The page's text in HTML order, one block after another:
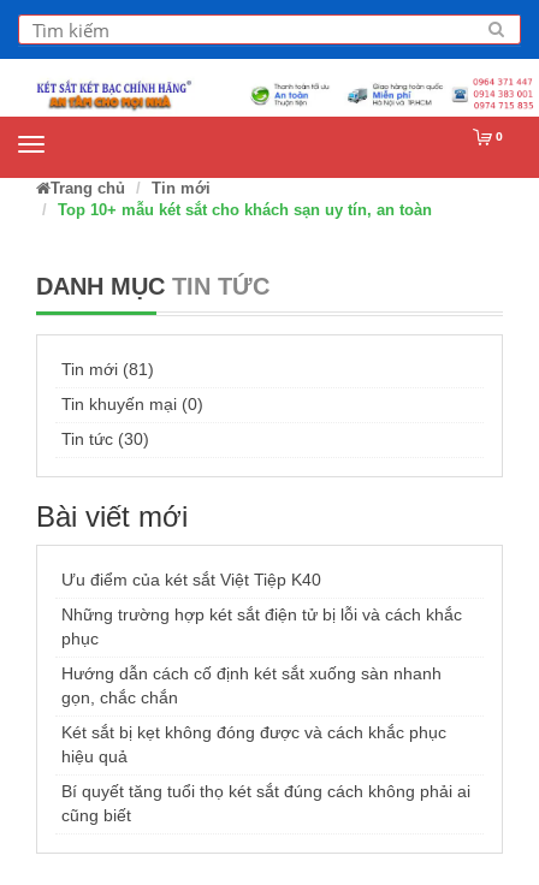
0
Trang chủ
Tin mới
Top 10+ mẫu két sắt cho khách sạn uy tín, an toàn
DANH MỤC TIN TỨC
Tin mới (81)
Tin khuyến mại (0)
Tin tức (30)
Bài viết mới
Ưu điểm của két sắt Việt Tiệp K40
Những trường hợp két sắt điện tử bị lỗi và cách khắc
phục
Hướng dẫn cách cố định két sắt xuống sàn nhanh
gọn, chắc chắn
Két sắt bị kẹt không đóng được và cách khắc phục
hiệu quả
Bí quyết tăng tuổi thọ két sắt đúng cách không phải ai
cũng biết